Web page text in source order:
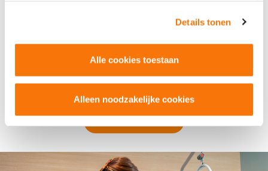
Details tonen
Alle cookies toestaan
Alleen noodzakelijke cookies
contact op worden genomen met de wondconsulent van Q
naar het decubitusrisico. Indien noodzakelijk kan Q Care een
passend antidecubitus hulpmiddel indiceren en leveren.